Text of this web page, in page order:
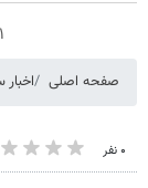
۱ میلیارد اعتبار خرید طلا | بدون ضامن و چک
صفحه اصلی
۰ نفر